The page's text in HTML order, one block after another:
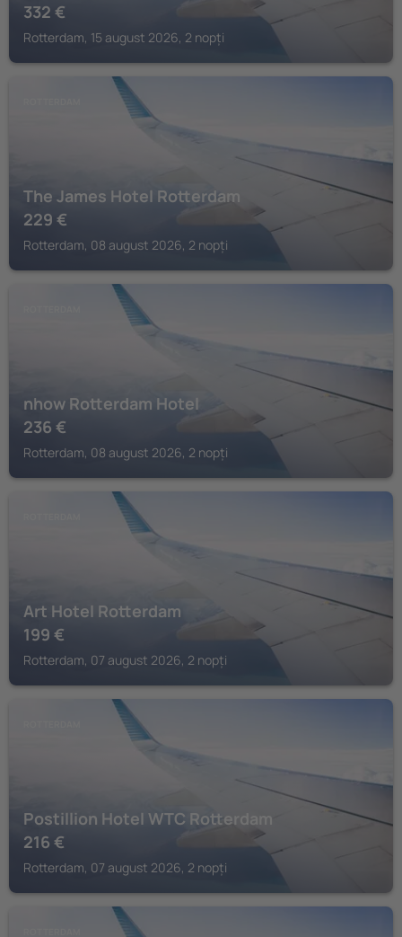
332 €
Rotterdam, 15 august 2026, 2 nopți
The James Hotel Rotterdam
229 €
Rotterdam, 08 august 2026, 2 nopți
nhow Rotterdam Hotel
236 €
Rotterdam, 08 august 2026, 2 nopți
Art Hotel Rotterdam
199 €
Rotterdam, 07 august 2026, 2 nopți
Postillion Hotel WTC Rotterdam
216 €
Rotterdam, 07 august 2026, 2 nopți